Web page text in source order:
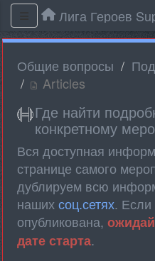
Лига Героев
Общие вопросы
Articles
Где найти
конкретному
Вся доступная
странице самого
дублируем всю
наших соц.сетях.
опубликована,
дате старта.